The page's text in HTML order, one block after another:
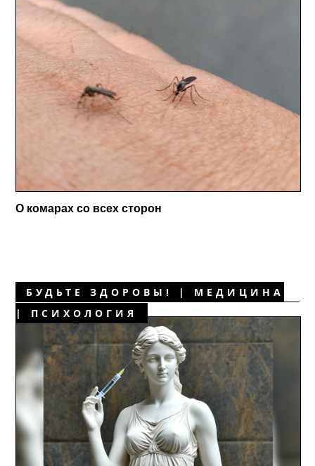
О комарах со всех сторон
БУДЬТЕ ЗДОРОВЫ! | МЕДИЦИНА
| ПСИХОЛОГИЯ